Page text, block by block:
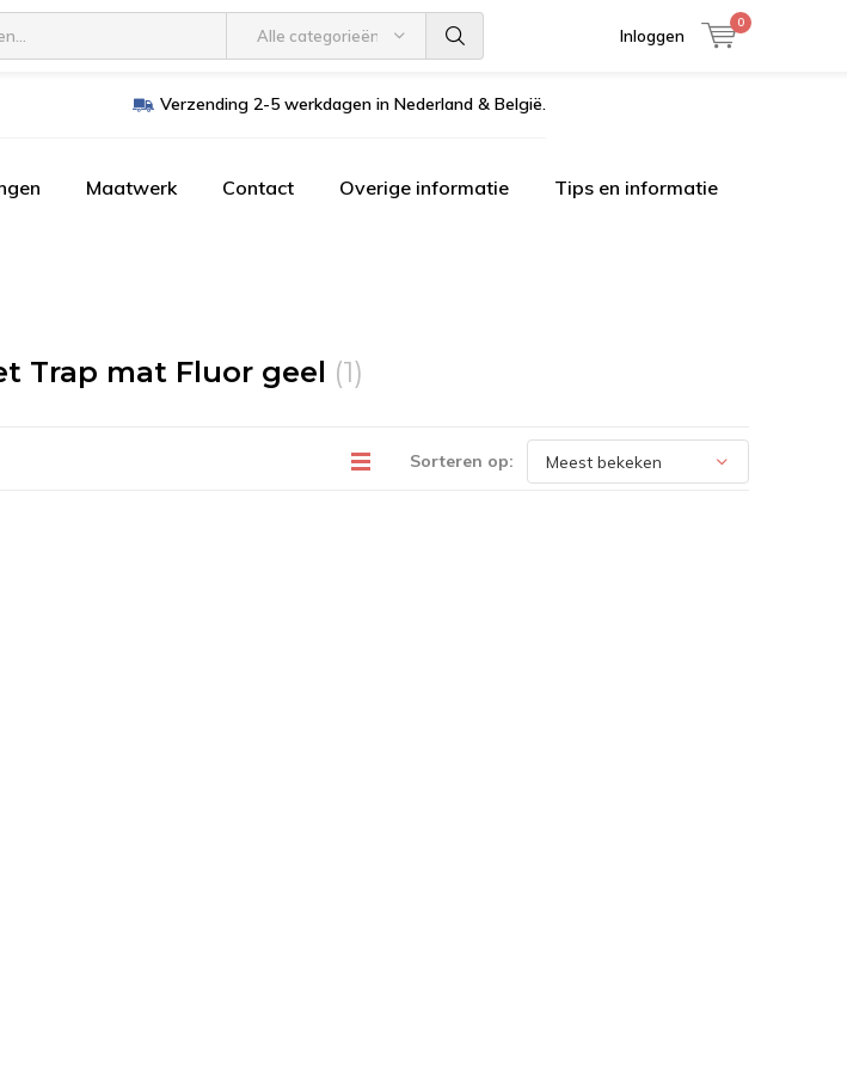
Alle categorieën Inloggen
0
Verzending 2-5 werkdagen in Nederland & België.
Maatwerk Contact Overige informatie Tips en informatie
Trap mat Fluor geel (1)
Sorteren op: